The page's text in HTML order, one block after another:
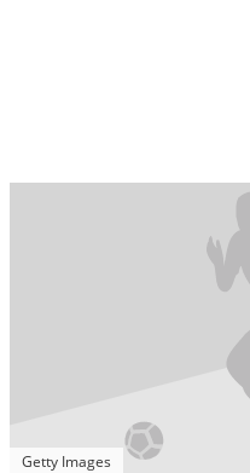
Getty Images